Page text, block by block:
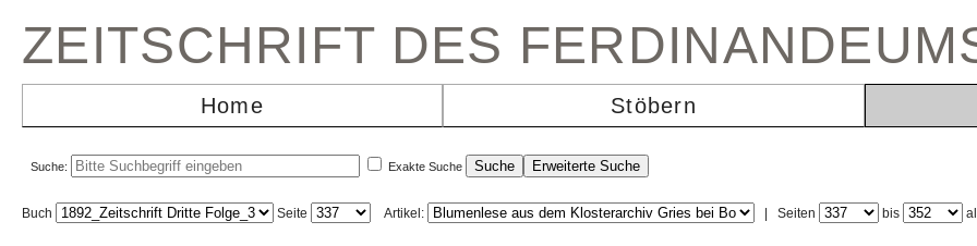
ZEITSCHRIFT DES
Home Stöbern
Suche: Exakte Suche
Buch Seite Artikel: Seiten bis